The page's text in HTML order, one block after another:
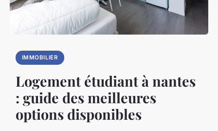
IMMOBILIER
Logement étudiant à nantes
: guide des meilleures
options disponibles